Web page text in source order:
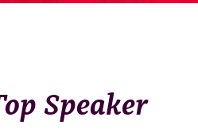
Speaker